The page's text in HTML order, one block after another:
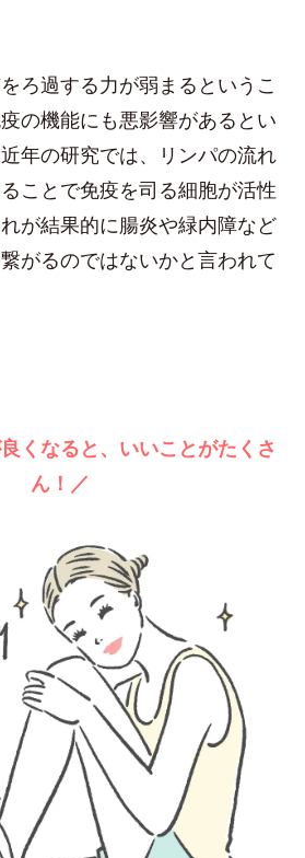
ろ過する力が弱まるというこ
の機能にも悪影響があるとい
年の研究では、リンパの流れ
ことで免疫を司る細胞が活性
が結果的に腸炎や緑内障など
がるのではないかと言われて
くなると、いいことがたくさ
ん！／